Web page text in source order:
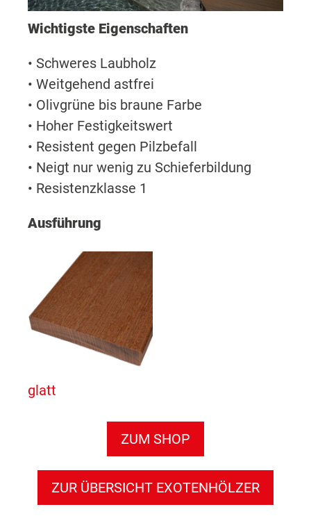
Wichtigste Eigenschaften
• Schweres Laubholz
• Weitgehend astfrei
• Olivgrüne bis braune Farbe
• Hoher Festigkeitswert
• Resistent gegen Pilzbefall
• Neigt nur wenig zu Schieferbildung
• Resistenzklasse 1
Ausführung
glatt
ZUM SHOP
ZUR ÜBERSICHT EXOTENHÖLZER